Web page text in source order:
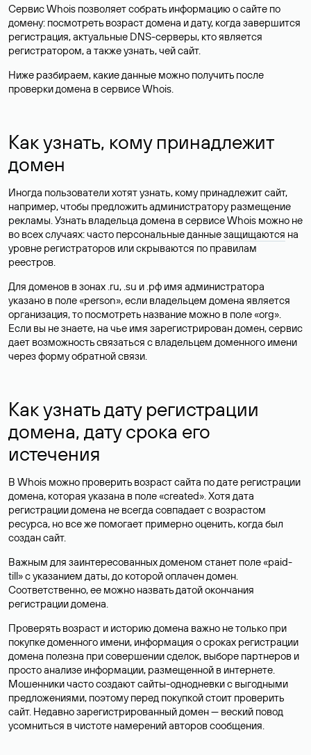
Сервис Whois позволяет собрать информацию о сайте по
домену: посмотреть возраст домена и дату, когда завершится
регистрация, актуальные DNS-серверы, кто является
регистратором, а также узнать, чей сайт.
Ниже разбираем, какие данные можно получить после
проверки домена в сервисе Whois.
Как узнать, кому принадлежит
домен
Иногда пользователи хотят узнать, кому принадлежит сайт,
например, чтобы предложить администратору размещение
рекламы. Узнать владельца домена в сервисе Whois можно не
во всех случаях: часто персональные данныезащищаются на
уровне регистраторов или скрываются по правилам
реестров.
Для доменов в зонах .ru, .su и .рф имя администратора
указано в поле «person», если владельцем домена является
организация, то посмотреть название можно в поле «org».
Если вы не знаете, на чье имя зарегистрирован домен, сервис
дает возможность связаться с владельцем доменного имени
через форму обратной связи.
Как узнать дату регистрации
домена, дату срока его
истечения
В Whois можно проверить возраст сайта по дате регистрации
домена, которая указана в поле «created». Хотя дата
регистрации домена не всегда совпадает с возрастом
ресурса, но все же помогает примерно оценить, когда был
создан сайт.
Важным для заинтересованных доменом станет поле «paid-
till» с указанием даты, до которой оплачен домен.
Соответственно, ее можно назвать датой окончания
регистрации домена.
Проверять возраст и историю домена важно не только при
покупке доменного имени, информация о сроках регистрации
домена полезна при совершении сделок, выборе партнеров и
просто анализе информации, размещенной в интернете.
Мошенники часто создают сайты-однодневки с выгодными
предложениями, поэтому перед покупкой стоит проверить
сайт. Недавно зарегистрированный домен — веский повод
усомниться в чистоте намерений авторов сообщения.